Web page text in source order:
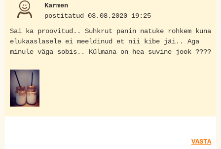
Karmen
postitatud 03.08.2020 19:25
Sai ka proovitud.. Suhkrut panin natuke rohkem kuna
elukaaslasele ei meeldinud et nii kibe jäi.. Aga
minule väga sobis.. Külmana on hea suvine jook ????
VASTA